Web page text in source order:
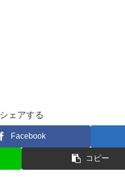
シェアする
Facebook
コピー